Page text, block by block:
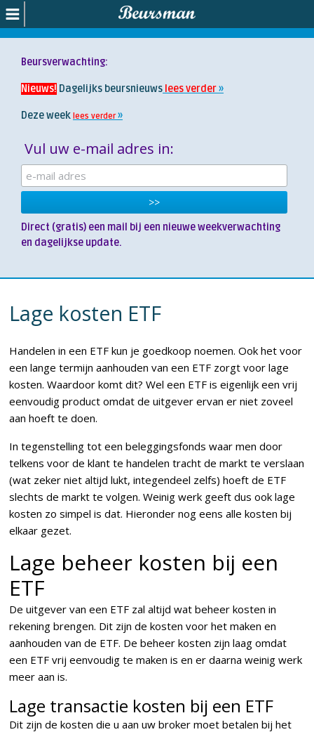
Beursverwachting:
Nieuws! Dagelijks beursnieuws lees verder
Deze week lees verder
Vul uw e-mail adres in:
Direct (gratis) een mail bij een nieuwe weekverwachting
en dagelijkse update.
Lage kosten ETF
Handelen in een ETF kun je goedkoop noemen. Ook het voor
een lange termijn aanhouden van een ETF zorgt voor lage
kosten. Waardoor komt dit? Wel een ETF is eigenlijk een vrij
eenvoudig product omdat de uitgever ervan er niet zoveel
aan hoeft te doen.
In tegenstelling tot een beleggingsfonds waar men door
telkens voor de klant te handelen tracht de markt te verslaan
(wat zeker niet altijd lukt, integendeel zelfs) hoeft de ETF
slechts de markt te volgen. Weinig werk geeft dus ook lage
kosten zo simpel is dat. Hieronder nog eens alle kosten bij
elkaar gezet.
Lage beheer kosten bij een
ETF
De uitgever van een ETF zal altijd wat beheer kosten in
rekening brengen. Dit zijn de kosten voor het maken en
aanhouden van de ETF. De beheer kosten zijn laag omdat
een ETF vrij eenvoudig te maken is en er daarna weinig werk
meer aan is.
Lage transactie kosten bij een ETF
Dit zijn de kosten die u aan uw broker moet betalen bij het